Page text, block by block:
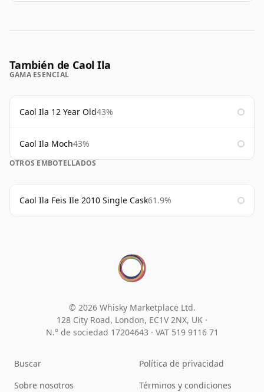
También de Caol Ila
GAMA ESENCIAL
Caol Ila 12 Year Old43%
Caol Ila Moch43%
OTROS EMBOTELLADOS
Caol Ila Feis Ile 2010 Single Cask61.9%
© 2026 Whisky Marketplace Ltd.
128 City Road, London, EC1V 2NX, UK ·
N.° de sociedad 17204643 · VAT 519 9116 71
Buscar
Sobre nosotros
Política de privacidad
Términos y condiciones